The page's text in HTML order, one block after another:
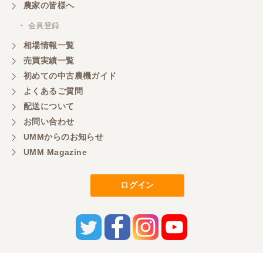
農家の皆様へ
・ 会員登録
相場情報一覧
売買実績一覧
初めての中古農機ガイド
よくあるご質問
配送について
お問い合わせ
UMMからのお知らせ
UMM Magazine
ログイン